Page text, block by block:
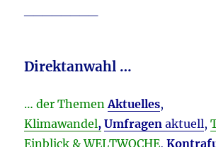
Direktanwahl …
… der ThemenAktuelles,
Klimawandel, Umfragen aktuell,
Einblick & WELTWOCHE,